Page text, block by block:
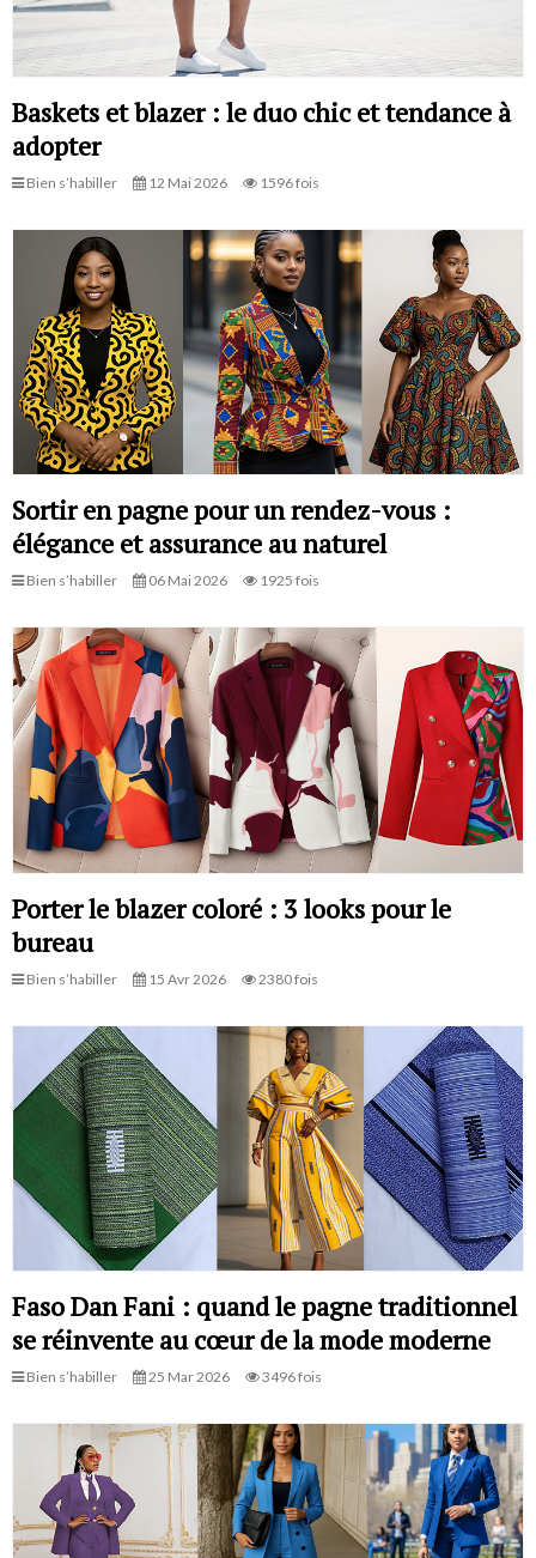
Baskets et blazer : le duo chic et tendance à
adopter
Bien s’habiller 12 Mai 2026 1596 fois
Sortir en pagne pour un rendez-vous :
élégance et assurance au naturel
Bien s’habiller 06 Mai 2026 1925 fois
Porter le blazer coloré : 3 looks pour le
bureau
Bien s’habiller 15 Avr 2026 2380 fois
Faso Dan Fani : quand le pagne traditionnel
se réinvente au cœur de la mode moderne
Bien s’habiller 25 Mar 2026 3496 fois